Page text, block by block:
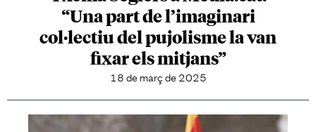
“Una part de l’imaginari
col·lectiu del pujolisme la van
fixar els mitjans”
18 de març de 2025